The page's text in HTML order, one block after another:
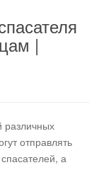
|
различных
отправлять
а